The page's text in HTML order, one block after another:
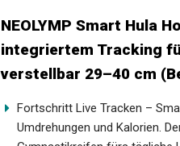
NEOLYMP Smart Hula
integriertem Tracking
verstellbar 29–40 cm
Fortschritt Live Tracken –
Umdrehungen und Kalorien.